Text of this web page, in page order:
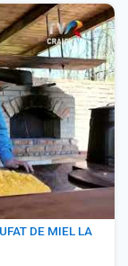
DE MIEL LA